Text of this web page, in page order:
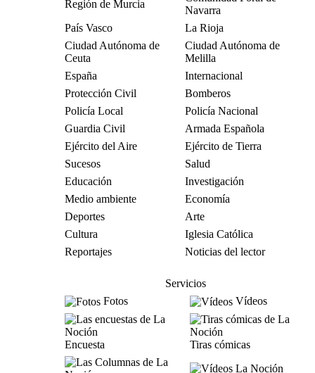
Región de Murcia
Navarra
País Vasco
La Rioja
Ciudad Autónoma de
Ceuta
Ciudad Autónoma de
Melilla
España
Internacional
Protección Civil
Bomberos
Policía Local
Policía Nacional
Guardia Civil
Armada Española
Ejército del Aire
Ejército de Tierra
Sucesos
Salud
Educación
Investigación
Medio ambiente
Economía
Deportes
Arte
Cultura
Iglesia Católica
Reportajes
Noticias del lector
Servicios
Fotos
Vídeos
Encuesta Tiras cómicas